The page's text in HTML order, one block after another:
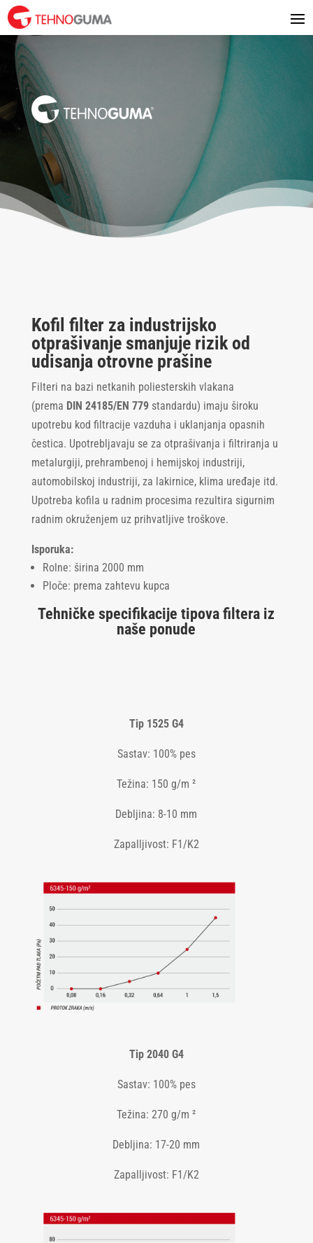
Kofil filter za industrijsko
otprašivanje smanjuje rizik od
udisanja otrovne prašine
Filteri na bazi netkanih poliesterskih vlakana
(prema DIN 24185/EN 779 standardu) imaju široku
upotrebu kod filtracije vazduha i uklanjanja opasnih
čestica. Upotrebljavaju se za otprašivanja i filtriranja u
metalurgiji, prehrambenoj i hemijskoj industriji,
automobilskoj industriji, za lakirnice, klima uređaje itd.
Upotreba kofila u radnim procesima rezultira sigurnim
radnim okruženjem uz prihvatljive troškove.
Isporuka:
Rolne: širina 2000 mm
Ploče: prema zahtevu kupca
Tehničke specifikacije tipova filtera iz
naše ponude
Tip 1525 G4
Sastav: 100% pes
Težina: 150 g/m ²
Debljina: 8-10 mm
Zapalljivost: F1/K2
Tip 2040 G4
Sastav: 100% pes
Težina: 270 g/m ²
Debljina: 17-20 mm
Zapalljivost: F1/K2